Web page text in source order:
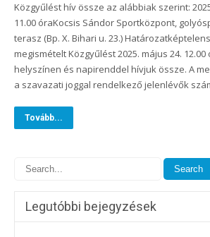
Közgyűlést hív össze az alábbiak szerint:
11.00 óraKocsis Sándor Sportközpont,
terasz (Bp. X. Bihari u. 23.)
megismételt Közgyűlést 2025. május 24.
helyszínen és napirenddel hívjuk össze. A
a szavazati joggal rendelkező jelenlévők
Tovább...
Legutóbbi bejegyzések